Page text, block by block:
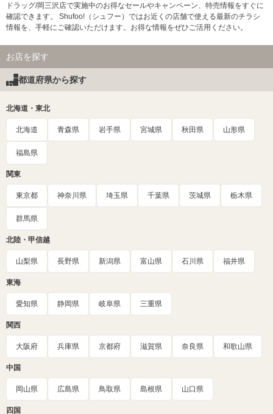
ドラッグ/岡三沢店で実施中のお得なセールやキャンペーン、特売情報をすぐに
確認できます。 Shufoo!（シュフー）ではお近くの店舗で使える最新のチラシ
情報を、手軽にご確認いただけます。お得な情報をぜひご活用ください。
お店を探す
都道府県から探す
北海道・東北
北海道 青森県 岩手県 宮城県 秋田県 山形県
福島県
関東
東京都 神奈川県 埼玉県 千葉県 茨城県 栃木県
群馬県
北陸・甲信越
山梨県 長野県 新潟県 富山県 石川県 福井県
東海
愛知県 静岡県 岐阜県 三重県
関西
大阪府 兵庫県 京都府 滋賀県 奈良県 和歌山県
中国
岡山県 広島県 鳥取県 島根県 山口県
四国